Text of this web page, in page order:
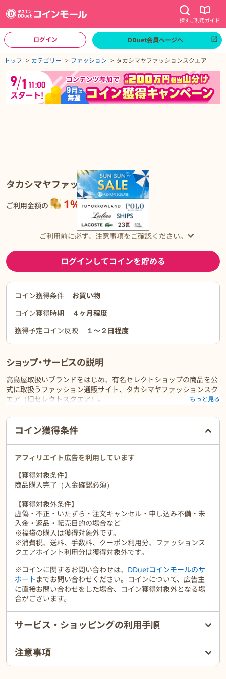
探すご利用ガイド
ログイン DDuet会員ページへ
トップ カテゴリー ファッション タカシマヤファッションスクエア
タカシマヤファッションスクエア
ご利用金額の 1%還元
ご利用前に必ず、注意事項をご確認ください。
ログインしてコインを貯める
コイン獲得条件
お買い物
コイン獲得時期
４ヶ月程度
獲得予定コイン反映
１〜２日程度
ショップ・サービスの説明
高島屋取扱いブランドをはじめ、有名セレクトショップの商品を公
式に取扱うファッション通販サイト、タカシマヤファッションスク
エア（旧セレクトスクエア）。
ットで購入できます。
もっと見る
ご利用前に必ずお読みください
コイン獲得条件
アフィリエイト広告を利用しています
【獲得対象条件】
商品購入完了（入金確認必須）
【獲得対象外条件】
虚偽・不正・いたずら・注文キャンセル・申し込み不備・未
入金・返品・転売目的の場合など
※福袋の購入は獲得対象外です。
※消費税、送料、手数料、クーポン利用分、ファッションス
クエアポイント利用分は獲得対象外です。
※コインに関するお問い合わせは、 DDuetコインモールのサ
ポート までお問い合わせください。コインについて、広告主
に直接お問い合わせをした場合、コイン獲得対象外となる場
合がございます。
サービス・ショッピングの利用手順
注意事項
ジトップへ